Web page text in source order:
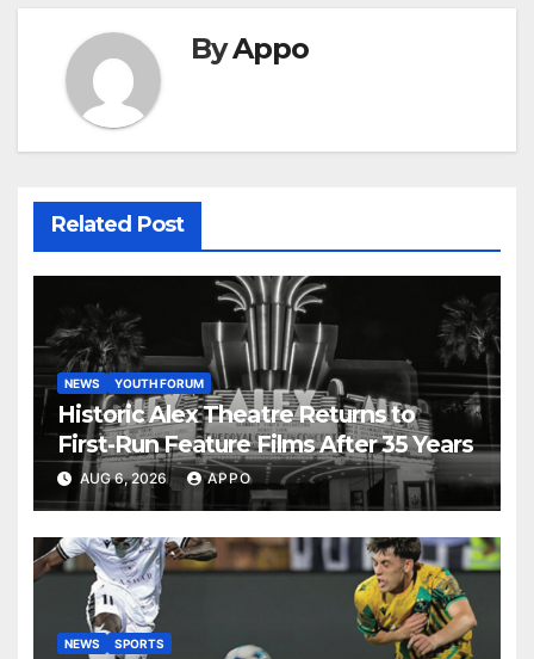
ByAppo
Related Post
NEWS YOUTH FORUM
Historic Alex Theatre Returns to
First-Run Feature Films After 35 Years
AUG 6, 2026 APPO
NEWS SPORTS